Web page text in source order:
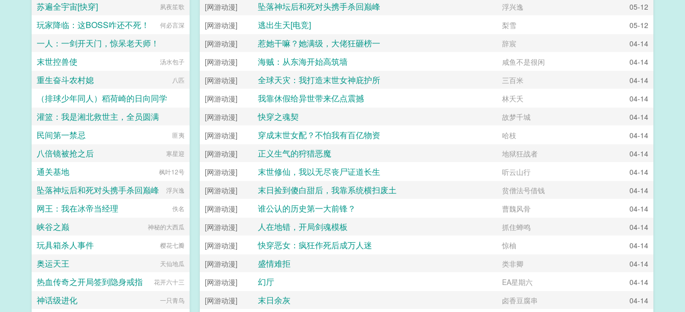
苏遍全宇宙[快穿] 夙夜笙歌
玩家降临：这BOSS咋还不死！ 何必言深
一人：一剑开天门，惊呆老天师！
奇云已成峰
末世控兽使 汤水包子
重生奋斗农村媳 八匹
（排球少年同人）稻荷崎的日向同学
灌篮：我是湘北救世主，全员圆满
爱吃鱼的强子
民间第一禁忌 匪夷
八倍镜被抢之后 寒星迎
通关基地 枫叶12号
坠落神坛后和死对头携手杀回巅峰 浮兴逸
网王：我在冰帝当经理 佚名
峡谷之巅 神秘的大西瓜
玩具箱杀人事件 樱花七瓣
奥运天王 天仙地瓜
热血传奇之开局签到隐身戒指 花开六十三
神话级进化 一只青鸟
[网游动漫]
坠落神坛后和死对头携手杀回巅峰 浮兴逸
05-12
[网游动漫]
逃出生天[电竞] 梨雪
05-12
[网游动漫]
惹她干嘛？她满级，大佬狂砸榜一 辞宸
04-14
[网游动漫]
海贼：从东海开始高筑墙 咸鱼不是很闲
04-14
[网游动漫]
全球天灾：我打造末世女神庇护所 三百米
04-14
[网游动漫]
我靠休假给异世带来亿点震撼 林夭夭
04-14
[网游动漫]
快穿之魂契 故梦千城
04-14
[网游动漫]
穿成末世女配？不怕我有百亿物资 哈枝
04-14
[网游动漫]
正义生气的狩猎恶魔 地狱狂战者
04-14
[网游动漫]
末世修仙，我以无尽丧尸证道长生 听云山行
04-14
[网游动漫]
末日捡到傻白甜后，我靠系统横扫废土 贫僧法号借钱
04-14
[网游动漫]
谁公认的历史第一大前锋？ 曹魏风骨
04-14
[网游动漫]
人在地错，开局剑魂模板 抓住蝉鸣
04-14
[网游动漫]
快穿恶女：疯狂作死后成万人迷 惊柚
04-14
[网游动漫]
盛情难拒 类非卿
04-14
[网游动漫]
幻厅 EA星期六
04-14
[网游动漫]
末日余灰 卤香豆腐串
04-14